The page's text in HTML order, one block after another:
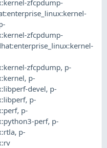
zfcpdump-
zfcpdump-
zfcpdump, p-
, p-
devel, p-
, p-
, p-
perf, p-
, p-